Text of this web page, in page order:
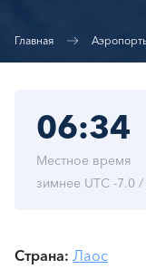
Главная
06:34
Местное время
зимнее UTC -7.0
Страна Лаос